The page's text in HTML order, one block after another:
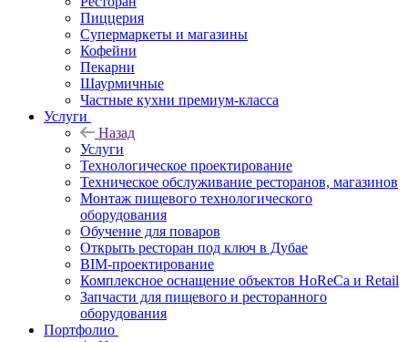
Пиццерия
Супермаркеты и магазины
Кофейни
Пекарни
Шаурмичные
Частные кухни премиум-класса
Услуги
Назад
Услуги
Технологическое проектирование
Техническое обслуживание ресторанов, магазинов
Монтаж пищевого технологического
оборудования
Обучение для поваров
Открыть ресторан под ключ в Дубае
BIM-проектирование
Комплексное оснащение объектов HoReCa и Retail
Запчасти для пищевого и ресторанного
оборудования
Портфолио